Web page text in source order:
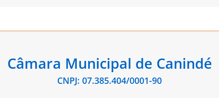
Câmara Municipal de Canindé
CNPJ: 07.385.404/0001-90